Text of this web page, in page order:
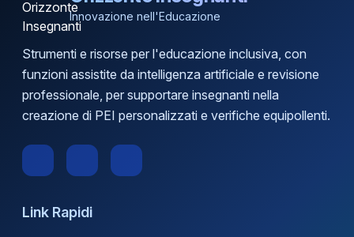
Innovazione nell'Educazione
Strumenti e risorse per l'educazione inclusiva, con
funzioni assistite da intelligenza artificiale e revisione
professionale, per supportare insegnanti nella
creazione di PEI personalizzati e verifiche equipollenti.
Link Rapidi